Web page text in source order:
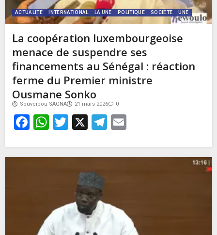
ACTUALITE INTERNATIONAL LA UNE POLITIQUE SOCIETE UNE
La coopération luxembourgeoise
menace de suspendre ses
financements au Sénégal : réaction
ferme du Premier ministre
Ousmane Sonko
Souveibou SAGNA 21 mars 2026 0
Facebook
WhatsApp
Twitter
X Telegram